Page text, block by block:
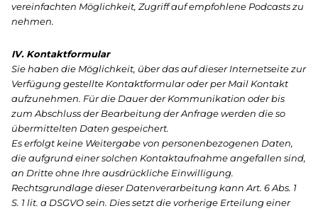
vereinfachten Möglichkeit, Zugriff auf empfohlene Podcasts zu
nehmen.
IV. Kontaktformular
Sie haben die Möglichkeit, über das auf dieser Internetseite zur
Verfügung gestellte Kontaktformular oder per Mail Kontakt
aufzunehmen. Für die Dauer der Kommunikation oder bis
zum Abschluss der Bearbeitung der Anfrage werden die so
übermittelten Daten gespeichert.
Es erfolgt keine Weitergabe von personenbezogenen Daten,
die aufgrund einer solchen Kontaktaufnahme angefallen sind,
an Dritte ohne Ihre ausdrückliche Einwilligung.
Rechtsgrundlage dieser Datenverarbeitung kann Art. 6 Abs. 1
S. 1 lit. a DSGVO sein. Dies setzt die vorherige Erteilung einer